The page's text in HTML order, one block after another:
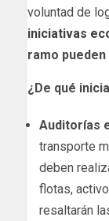
voluntad de
iniciativas
ramo
¿De qué
Auditorías
transporte
deben
flotas,
resaltarán